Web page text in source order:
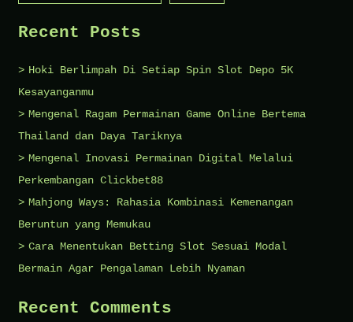
Recent Posts
Hoki Berlimpah Di Setiap Spin Slot Depo 5K
Kesayanganmu
Mengenal Ragam Permainan Game Online Bertema
Thailand dan Daya Tariknya
Mengenal Inovasi Permainan Digital Melalui
Perkembangan Clickbet88
Mahjong Ways: Rahasia Kombinasi Kemenangan
Beruntun yang Memukau
Cara Menentukan Betting Slot Sesuai Modal
Bermain Agar Pengalaman Lebih Nyaman
Recent Comments